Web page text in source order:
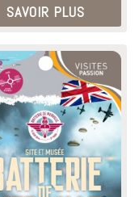
SAVOIR PLUS